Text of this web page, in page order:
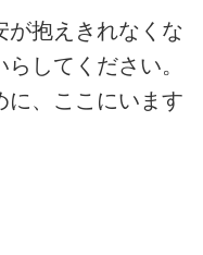
が抱えきれなくな
してください。
に、ここにいます